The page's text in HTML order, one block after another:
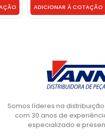
ADICIONAR À COTAÇÃO
Somos líderes na
com 30 anos de
especializado e